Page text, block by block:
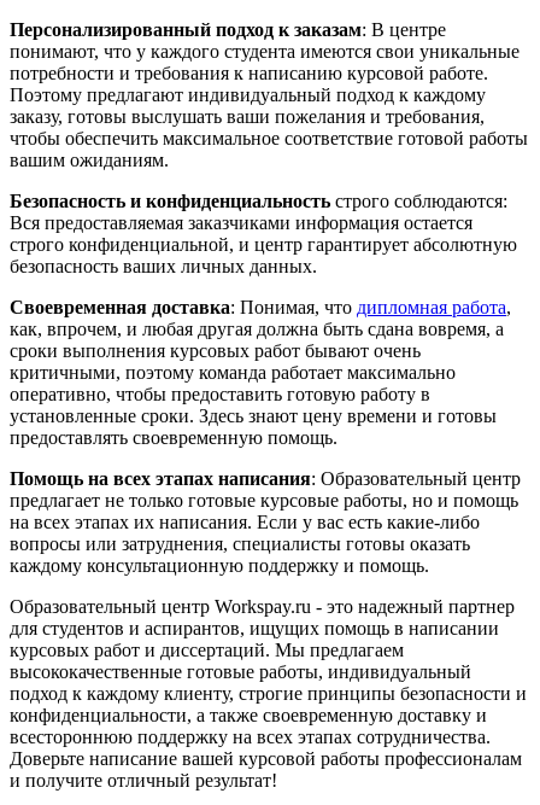
Персонализированный подход к заказам: В центре
понимают, что у каждого студента имеются свои уникальные
потребности и требования к написанию курсовой работе.
Поэтому предлагают индивидуальный подход к каждому
заказу, готовы выслушать ваши пожелания и требования,
чтобы обеспечить максимальное соответствие готовой работы
вашим ожиданиям.
Безопасность и конфиденциальность строго соблюдаются:
Вся предоставляемая заказчиками информация остается
строго конфиденциальной, и центр гарантирует абсолютную
безопасность ваших личных данных.
Своевременная доставка: Понимая, что дипломная работа,
как, впрочем, и любая другая должна быть сдана вовремя, а
сроки выполнения курсовых работ бывают очень
критичными, поэтому команда работает максимально
оперативно, чтобы предоставить готовую работу в
установленные сроки. Здесь знают цену времени и готовы
предоставлять своевременную помощь.
Помощь на всех этапах написания: Образовательный центр
предлагает не только готовые курсовые работы, но и помощь
на всех этапах их написания. Если у вас есть какие-либо
вопросы или затруднения, специалисты готовы оказать
каждому консультационную поддержку и помощь.
Образовательный центр Workspay.ru - это надежный партнер
для студентов и аспирантов, ищущих помощь в написании
курсовых работ и диссертаций. Мы предлагаем
высококачественные готовые работы, индивидуальный
подход к каждому клиенту, строгие принципы безопасности и
конфиденциальности, а также своевременную доставку и
всестороннюю поддержку на всех этапах сотрудничества.
Доверьте написание вашей курсовой работы профессионалам
и получите отличный результат!